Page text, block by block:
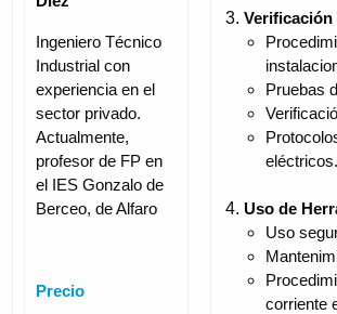
Ingeniero Técnico
Industrial con
experiencia en el
sector privado.
Actualmente,
profesor de FP en
el IES Gonzalo de
Berceo, de Alfaro
Precio
Verificación
Pruebas
eléctricos.
Uso de
Uso
corriente